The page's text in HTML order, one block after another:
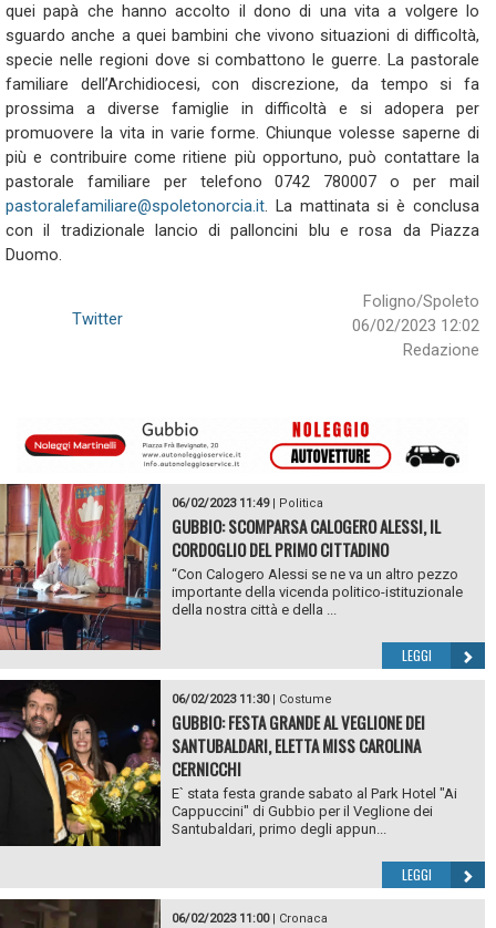
quei papà che hanno accolto il dono di una vita a volgere lo
sguardo anche a quei bambini che vivono situazioni di difficoltà,
specie nelle regioni dove si combattono le guerre. La pastorale
familiare dell’Archidiocesi, con discrezione, da tempo si fa
prossima a diverse famiglie in difficoltà e si adopera per
promuovere la vita in varie forme. Chiunque volesse saperne di
più e contribuire come ritiene più opportuno, può contattare la
pastorale familiare per telefono 0742 780007 o per mail
pastoralefamiliare@spoletonorcia.it. La mattinata si è conclusa
con il tradizionale lancio di palloncini blu e rosa da Piazza
Duomo.
Foligno/Spoleto
06/02/2023 12:02
Redazione
Twitter
06/02/2023 11:49| Politica
GUBBIO: SCOMPARSA CALOGERO ALESSI, IL
CORDOGLIO DEL PRIMO CITTADINO
“Con Calogero Alessi se ne va un altro pezzo
importante della vicenda politico-istituzionale
della nostra città e della ...
LEGGI
06/02/2023 11:30| Costume
GUBBIO: FESTA GRANDE AL VEGLIONE DEI
SANTUBALDARI, ELETTA MISS CAROLINA
CERNICCHI
E` stata festa grande sabato al Park Hotel "Ai
Cappuccini" di Gubbio per il Veglione dei
Santubaldari, primo degli appun...
LEGGI
06/02/2023 11:00| Cronaca